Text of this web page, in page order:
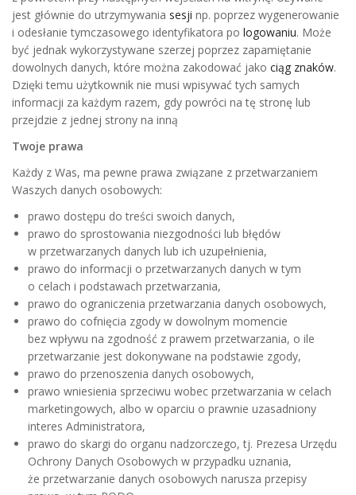
jest głównie do utrzymywania sesji np. poprzez wygenerowanie
i odesłanie tymczasowego identyfikatora po logowaniu. Może
być jednak wykorzystywane szerzej poprzez zapamiętanie
dowolnych danych, które można zakodować jako ciąg znaków.
Dzięki temu użytkownik nie musi wpisywać tych samych
informacji za każdym razem, gdy powróci na tę stronę lub
przejdzie z jednej strony na inną
Twoje prawa
Każdy z Was, ma pewne prawa związane z przetwarzaniem
Waszych danych osobowych:
prawo dostępu do treści swoich danych,
prawo do sprostowania niezgodności lub błędów
w przetwarzanych danych lub ich uzupełnienia,
prawo do informacji o przetwarzanych danych w tym
o celach i podstawach przetwarzania,
prawo do ograniczenia przetwarzania danych osobowych,
prawo do cofnięcia zgody w dowolnym momencie
bez wpływu na zgodność z prawem przetwarzania, o ile
przetwarzanie jest dokonywane na podstawie zgody,
prawo do przenoszenia danych osobowych,
prawo wniesienia sprzeciwu wobec przetwarzania w celach
marketingowych, albo w oparciu o prawnie uzasadniony
interes Administratora,
prawo do skargi do organu nadzorczego, tj. Prezesa Urzędu
Ochrony Danych Osobowych w przypadku uznania,
że przetwarzanie danych osobowych narusza przepisy